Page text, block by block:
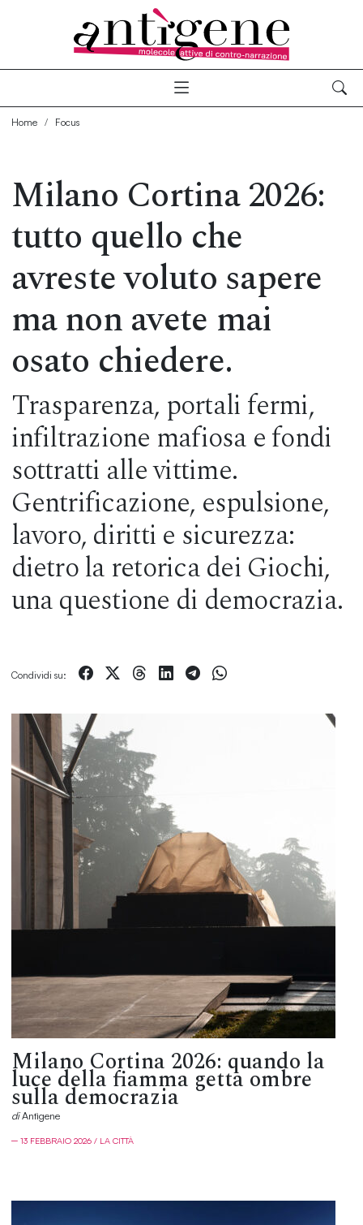
Home Focus
Milano Cortina 2026:
tutto quello che
avreste voluto sapere
ma non avete mai
osato chiedere.
Trasparenza, portali fermi,
infiltrazione mafiosa e fondi
sottratti alle vittime.
Gentrificazione, espulsione,
lavoro, diritti e sicurezza:
dietro la retorica dei Giochi,
una questione di democrazia.
Condividi su:
Milano Cortina 2026: quando la
luce della fiamma getta ombre
sulla democrazia
diAntìgene
─ 13 FEBBRAIO 2026 / LA CITTÀ